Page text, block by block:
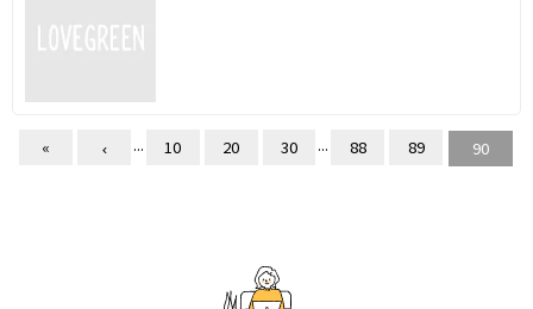
« ... 10 20 30 ... 88 89 90